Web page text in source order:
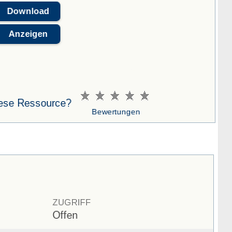
Download
Anzeigen
Ressource?
Bewertungen
ZUGRIFF
Offen